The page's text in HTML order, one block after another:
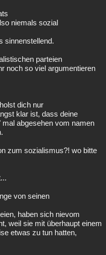
Neue Geschlossen
niemals sozial
sinnenstellend.
parteien
noch so viel argumentieren
dich nur
klar ist, dass deine
abgesehen vom namen
zum sozialismus?! wo bitte
von seinen
haben sich nievom
weil sie mit überhaupt einem
etwas zu tun hatten,